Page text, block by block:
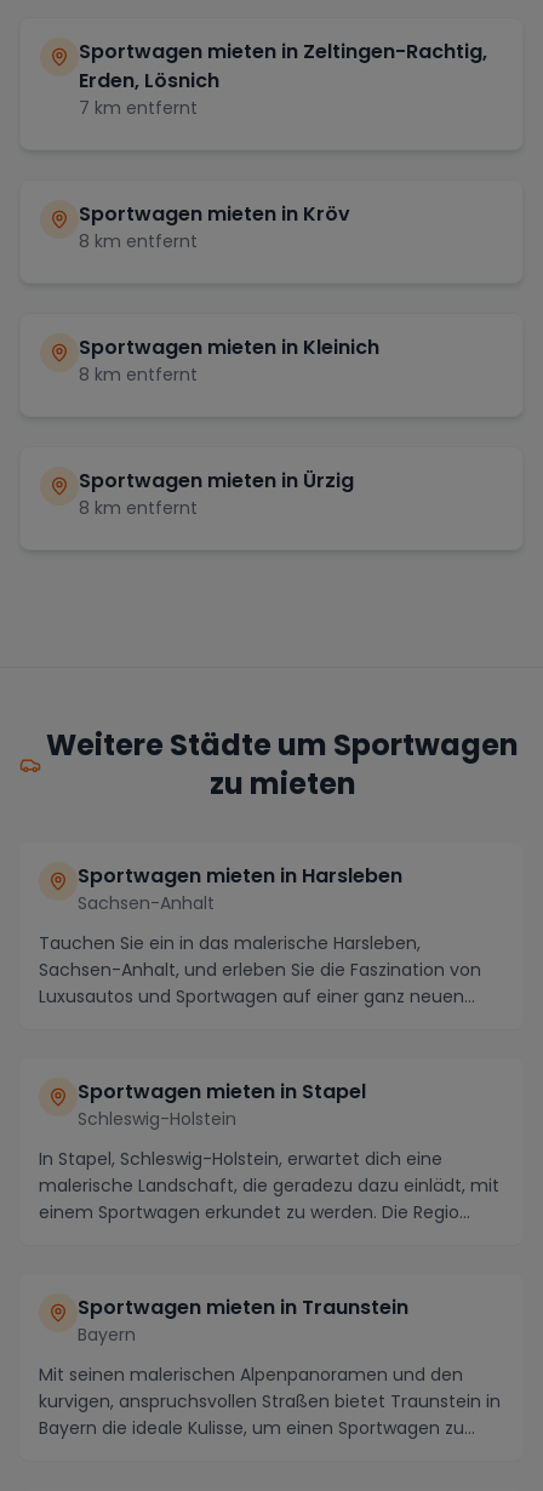
Sportwagen mieten in Zeltingen-Rachtig,
Erden, Lösnich
7 km entfernt
Sportwagen mieten in Kröv
8 km entfernt
Sportwagen mieten in Kleinich
8 km entfernt
Sportwagen mieten in Ürzig
8 km entfernt
Weitere Städte um Sportwagen
zu mieten
Sportwagen mieten in Harsleben
Sachsen-Anhalt
Tauchen Sie ein in das malerische Harsleben,
Sachsen-Anhalt, und erleben Sie die Faszination von
Luxusautos und Sportwagen auf einer ganz neuen
Sportwagen mieten in Stapel
Schleswig-Holstein
In Stapel, Schleswig-Holstein, erwartet dich eine
malerische Landschaft, die geradezu dazu einlädt, mit
einem Sportwagen erkundet zu werden. Die Regio...
Sportwagen mieten in Traunstein
Bayern
Mit seinen malerischen Alpenpanoramen und den
kurvigen, anspruchsvollen Straßen bietet Traunstein in
Bayern die ideale Kulisse, um einen Sportwagen zu...